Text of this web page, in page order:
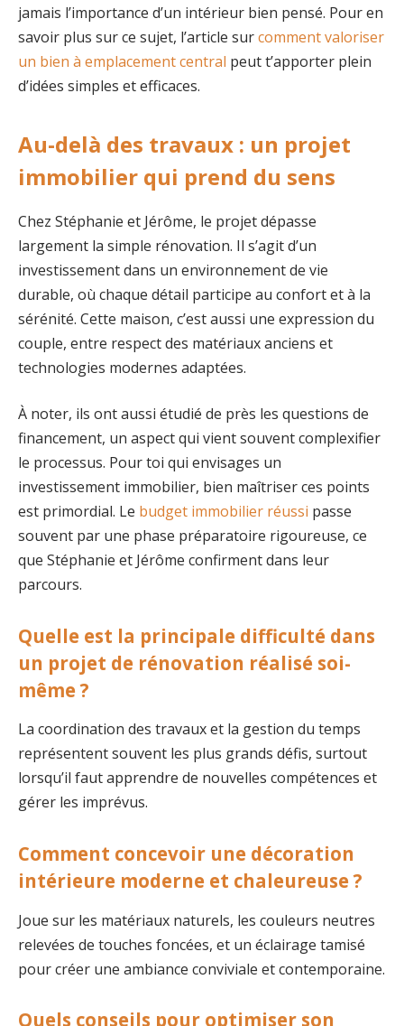
jamais l’importance d’un intérieur bien pensé. Pour en
savoir plus sur ce sujet, l’article surcomment valoriser
un bien à emplacement central peut t’apporter plein
d’idées simples et efficaces.
Au-delà des travaux : un projet
immobilier qui prend du sens
Chez Stéphanie et Jérôme, le projet dépasse
largement la simple rénovation. Il s’agit d’un
investissement dans un environnement de vie
durable, où chaque détail participe au confort et à la
sérénité. Cette maison, c’est aussi une expression du
couple, entre respect des matériaux anciens et
technologies modernes adaptées.
À noter, ils ont aussi étudié de près les questions de
financement, un aspect qui vient souvent complexifier
le processus. Pour toi qui envisages un
investissement immobilier, bien maîtriser ces points
est primordial. Le budget immobilier réussi passe
souvent par une phase préparatoire rigoureuse, ce
que Stéphanie et Jérôme confirment dans leur
parcours.
Quelle est la principale difficulté dans
un projet de rénovation réalisé soi-
même ?
La coordination des travaux et la gestion du temps
représentent souvent les plus grands défis, surtout
lorsqu’il faut apprendre de nouvelles compétences et
gérer les imprévus.
Comment concevoir une décoration
intérieure moderne et chaleureuse ?
Joue sur les matériaux naturels, les couleurs neutres
relevées de touches foncées, et un éclairage tamisé
pour créer une ambiance conviviale et contemporaine.
Quels conseils pour optimiser son